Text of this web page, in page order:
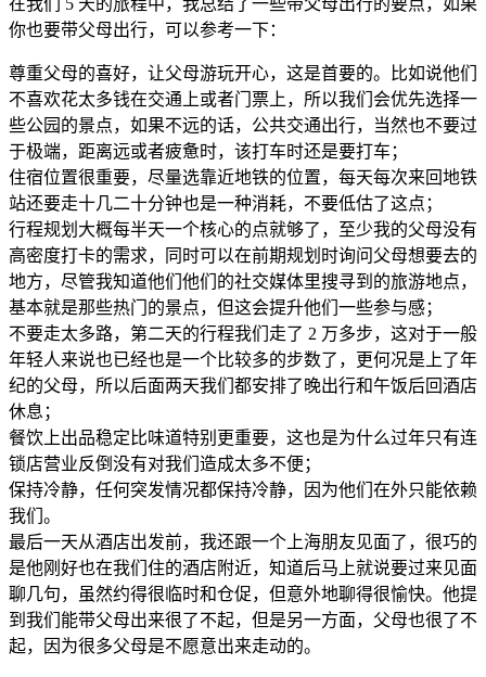
你也要带父母出行，可以参考一下：
尊重父母的喜好，让父母游玩开心，这是首要的。比如说他们
不喜欢花太多钱在交通上或者门票上，所以我们会优先选择一
些公园的景点，如果不远的话，公共交通出行，当然也不要过
于极端，距离远或者疲惫时，该打车时还是要打车；
住宿位置很重要，尽量选靠近地铁的位置，每天每次来回地铁
站还要走十几二十分钟也是一种消耗，不要低估了这点；
行程规划大概每半天一个核心的点就够了，至少我的父母没有
高密度打卡的需求，同时可以在前期规划时询问父母想要去的
地方，尽管我知道他们他们的社交媒体里搜寻到的旅游地点，
基本就是那些热门的景点，但这会提升他们一些参与感；
不要走太多路，第二天的行程我们走了 2 万多步，这对于一般
年轻人来说也已经也是一个比较多的步数了，更何况是上了年
纪的父母，所以后面两天我们都安排了晚出行和午饭后回酒店
休息；
餐饮上出品稳定比味道特别更重要，这也是为什么过年只有连
锁店营业反倒没有对我们造成太多不便；
保持冷静，任何突发情况都保持冷静，因为他们在外只能依赖
我们。
最后一天从酒店出发前，我还跟一个上海朋友见面了，很巧的
是他刚好也在我们住的酒店附近，知道后马上就说要过来见面
聊几句，虽然约得很临时和仓促，但意外地聊得很愉快。他提
到我们能带父母出来很了不起，但是另一方面，父母也很了不
起，因为很多父母是不愿意出来走动的。